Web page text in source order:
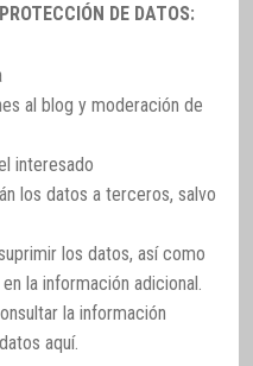
DE DATOS:
al blog y moderación de
interesado
los datos a terceros, salvo
los datos, así como
la información adicional.
la información
aquí.